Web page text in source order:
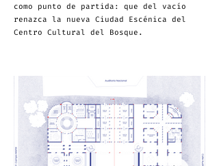
como punto de partida: que del vacío
renazca la nueva Ciudad Escénica del
Centro Cultural del Bosque.